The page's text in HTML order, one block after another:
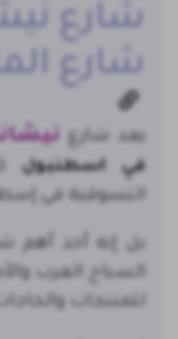
شارع
شارع
يعد شارع
في اسطنبول
التسوقية في
بل إنه أحد أهم
السياح العرب
للمنتجات